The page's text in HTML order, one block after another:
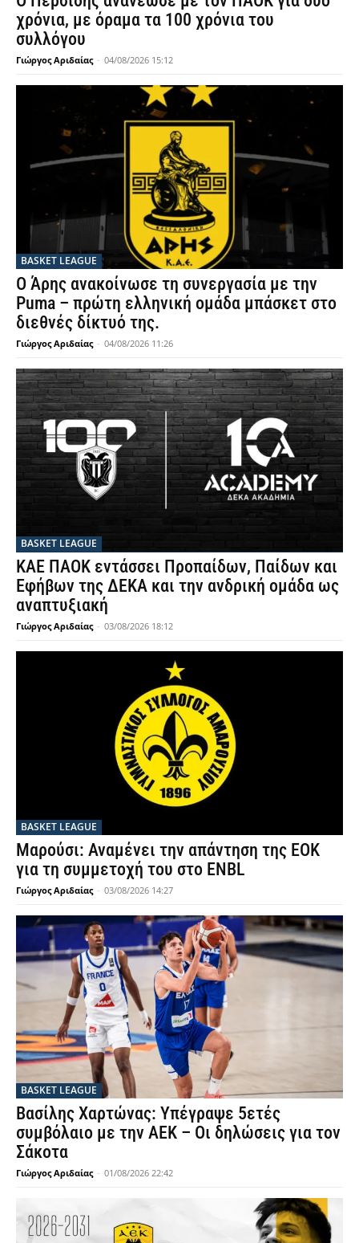
χρόνια, με όραμα τα 100 χρόνια του
συλλόγου
Γιώργος Αριδαίας - 04/08/2026 15:12
BASKET LEAGUE
Ο Άρης ανακοίνωσε τη συνεργασία με την
Puma – πρώτη ελληνική ομάδα μπάσκετ στο
διεθνές δίκτυό της.
Γιώργος Αριδαίας - 04/08/2026 11:26
BASKET LEAGUE
ΚΑΕ ΠΑΟΚ εντάσσει Προπαίδων, Παίδων και
Εφήβων της ΔΕΚΑ και την ανδρική ομάδα ως
αναπτυξιακή
Γιώργος Αριδαίας - 03/08/2026 18:12
BASKET LEAGUE
Μαρούσι: Αναμένει την απάντηση της ΕΟΚ
για τη συμμετοχή του στο ENBL
Γιώργος Αριδαίας - 03/08/2026 14:27
BASKET LEAGUE
Βασίλης Χαρτώνας: Υπέγραψε 5ετές
συμβόλαιο με την ΑΕΚ – Οι δηλώσεις για τον
Σάκοτα
Γιώργος Αριδαίας - 01/08/2026 22:42